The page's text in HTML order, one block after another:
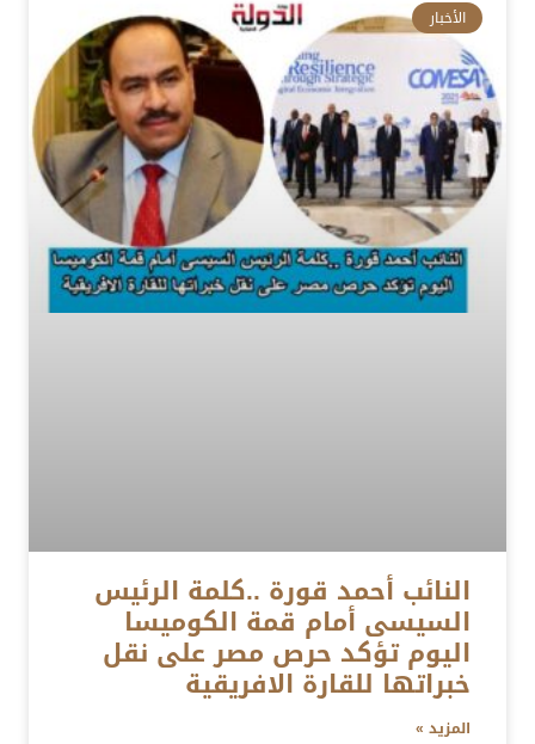
الأخبار
النائب أحمد قورة ..كلمة الرئيس
السيسى أمام قمة الكوميسا
اليوم تؤكد حرص مصر على نقل
خبراتها للقارة الافريقية
المزيد »